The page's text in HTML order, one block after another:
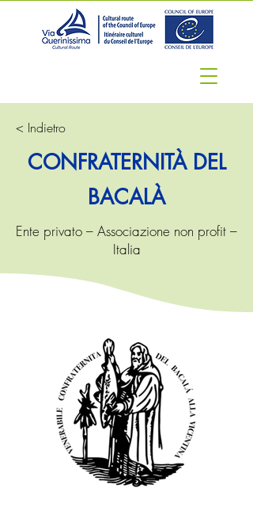
< Indietro
CONFRATERNITÀ DEL
BACALÀ
Ente privato – Associazione non profit –
Italia